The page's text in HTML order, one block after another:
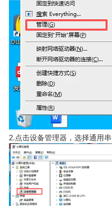
2.点击设备管理器，选择通用